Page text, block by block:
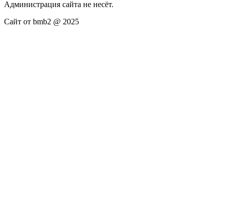
Администрация сайта не несёт.
Сайт от bmb2 @ 2025